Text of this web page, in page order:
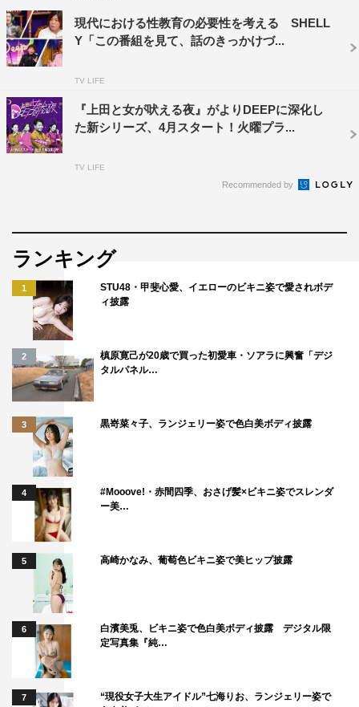
プレッシャーをかけられた過去を告白。さらに元モーニン
グ娘｡の市井も「年齢と共に『ほうれい線が出てきたね』
とか『お母さん体形になったね』みたいにネットとかでス
ゴく言われた。元アイドルのイメージがこの28年間ずっと
根付いている。そういうのはちょっとツラい」と本音を吐
露する。
すると上田が「日本人は比べるのが好きなんだろうね。三
大○○とか、四天王的な、あれも誰かと比べて選んでる」
エッセイストの犬山も、10代の頃は自分の容姿にコンプレ
ックスがあったという。「思春期の頃は自分の顔が嫌すぎ
て、メイクでどうにかしようと思って。当時はヤマンバギ
ャルがはやっていた時期だったので、めちゃくちゃ目の上
を黒く塗っていた」と10代を振り返る。他人からの評価が
気になり、若者がルッキズムにとらわれる要因として、学
校内におけるスクールカーストや、家庭内で注意すべき親
子の会話、さらにSNSの影響も。子供の頃から知らず知ら
ずのうちにルッキズムが刷り込まれていたり、コンプレッ
クスが刺激されていることに、ホランやバービーも警鐘を
鳴らす。
また、ルッキズムにとらわれすぎて摂食障害に陥る若者も
増加。LiLiCoも「急激なダイエットは本当にやめてほし
い。絶対に人生壊れます」と、かつて自らも苦しんだ過度
なダイエットの代償を激白する。
さらに、美容整形の低年齢化が進む昨今、男女高校生の半
数以上が美容整形に興味を持っているというデータも。も
し自分の子供が整形したいと言いだしたら…？どうすれば
「ルッキズムの呪い」と真剣に向き合う社会になれるの
か？芸能人たちが大激論する。
現代における性教育の必要性を考える SHELL
Y「この番組を見て、話のきっかけづ...
TV LIFE
『上田と女が吠える夜』がよりDEEPに深化し
た新シリーズ、4月スタート！火曜プラ...
TV LIFE
Recommended by
ランキング
1
STU48・甲斐心愛、イエローのビキニ姿で愛されボデ
ィ披露
2
槙原寛己が20歳で買った初愛車・ソアラに興奮「デジ
タルパネル…
3 黒嵜菜々子、ランジェリー姿で色白美ボディ披露
4
#Mooove!・赤間四季、おさげ髪×ビキニ姿でスレンダ
ー美…
5 高崎かなみ、葡萄色ビキニ姿で美ヒップ披露
6
白濱美兎、ビキニ姿で色白美ボディ披露 デジタル限
定写真集『純…
7
“現役女子大生アイドル”七海りお、ランジェリー姿で